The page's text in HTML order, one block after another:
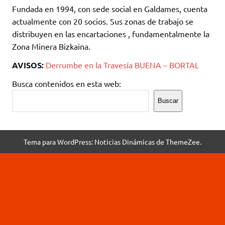
Fundada en 1994, con sede social en Galdames, cuenta
actualmente con 20 socios. Sus zonas de trabajo se
distribuyen en las encartaciones , fundamentalmente la
Zona Minera Bizkaina.
AVISOS: Derrumbe en la Travesía BUENA – BORTAL
Busca contenidos en esta web:
Buscar
Tema para WordPress: Noticias Dinámicas de ThemeZee.